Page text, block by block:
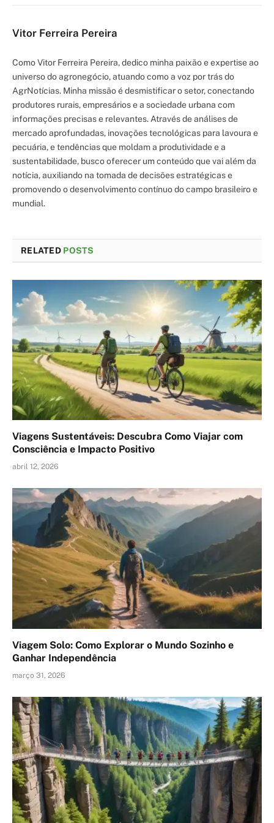
Vitor Ferreira Pereira
Como Vitor Ferreira Pereira, dedico minha paixão e expertise ao
universo do agronegócio, atuando como a voz por trás do
AgrNotícias. Minha missão é desmistificar o setor, conectando
produtores rurais, empresários e a sociedade urbana com
informações precisas e relevantes. Através de análises de
mercado aprofundadas, inovações tecnológicas para lavoura e
pecuária, e tendências que moldam a produtividade e a
sustentabilidade, busco oferecer um conteúdo que vai além da
notícia, auxiliando na tomada de decisões estratégicas e
promovendo o desenvolvimento contínuo do campo brasileiro e
mundial.
RELATED POSTS
Viagens Sustentáveis: Descubra Como Viajar com
Consciência e Impacto Positivo
abril 12, 2026
Viagem Solo: Como Explorar o Mundo Sozinho e
Ganhar Independência
março 31, 2026